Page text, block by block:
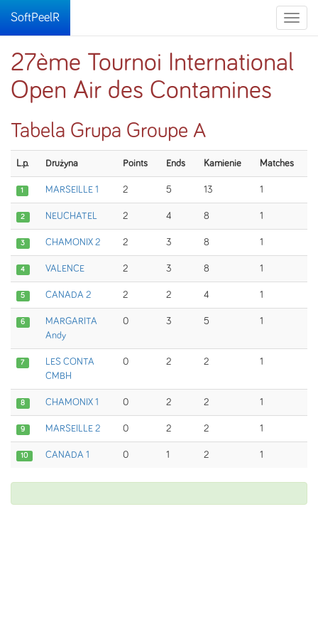
Toggle
SoftPeelR
27ème Tournoi International
Open Air des Contamines
Tabela Grupa Groupe A
L.p. Drużyna Points Ends Kamienie Matches
1 MARSEILLE 1 2 5 13 1
2 NEUCHATEL 2 4 8 1
3 CHAMONIX 2 2 3 8 1
4 VALENCE 2 3 8 1
5 CANADA 2 2 2 4 1
6
MARGARITA
Andy
0 3 5 1
7
LES CONTA
CMBH
0 2 2 1
8 CHAMONIX 1 0 2 2 1
9 MARSEILLE 2 0 2 2 1
10 CANADA 1 0 1 2 1